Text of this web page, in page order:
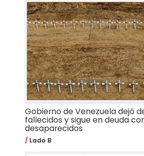
Gobierno de Venezuela dejó
fallecidos y sigue en deuda
desaparecidos
Lado B